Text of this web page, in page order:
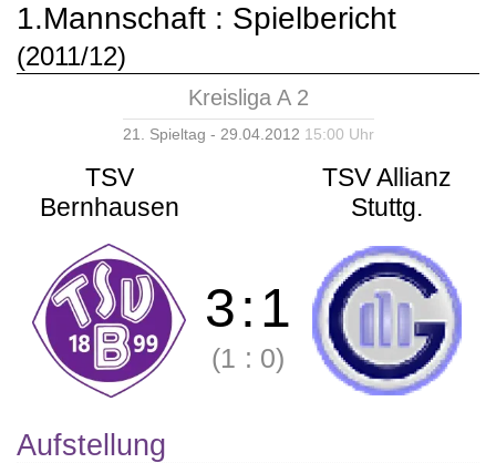
1.Mannschaft : Spielbericht
(2011/12)
Kreisliga A 2
21. Spieltag - 29.04.2012 15:00 Uhr
TSV
Bernhausen
TSV Allianz
Stuttg.
3:1
(1 : 0)
Aufstellung